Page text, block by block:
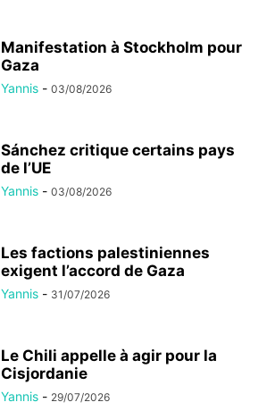
Manifestation à Stockholm pour
Gaza
Yannis - 03/08/2026
Sánchez critique certains pays
de l’UE
Yannis - 03/08/2026
Les factions palestiniennes
exigent l’accord de Gaza
Yannis - 31/07/2026
Le Chili appelle à agir pour la
Cisjordanie
Yannis - 29/07/2026